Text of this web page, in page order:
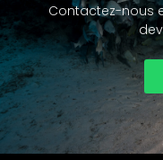
Contactez-nous